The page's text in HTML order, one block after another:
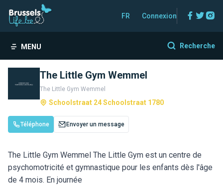
FR Connexion
MENU Recherche
The Little Gym Wemmel
The Little Gym Wemmel
Schoolstraat 24 Schoolstraat 1780
Téléphone Envoyer un message
The Little Gym Wemmel The Little Gym est un centre de
psychomotricité et gymnastique pour les enfants dès l'âge
de 4 mois. En journée